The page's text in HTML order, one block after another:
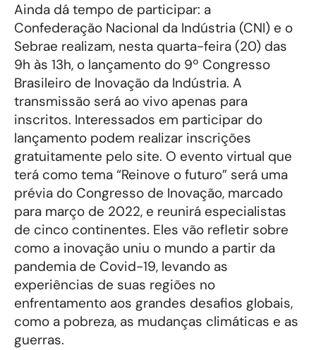
Ainda dá tempo de participar: a
Confederação Nacional da Indústria (CNI) e o
Sebrae realizam, nesta quarta-feira (20) das
9h às 13h, o lançamento do 9º Congresso
Brasileiro de Inovação da Indústria. A
transmissão será ao vivo apenas para
inscritos. Interessados em participar do
lançamento podem realizar inscrições
gratuitamente pelo site. O evento virtual que
terá como tema “Reinove o futuro” será uma
prévia do Congresso de Inovação, marcado
para março de 2022, e reunirá especialistas
de cinco continentes. Eles vão refletir sobre
como a inovação uniu o mundo a partir da
pandemia de Covid-19, levando as
experiências de suas regiões no
enfrentamento aos grandes desafios globais,
como a pobreza, as mudanças climáticas e as
guerras.